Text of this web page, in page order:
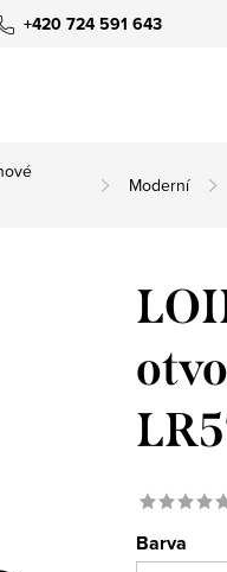
+420 724 591 643
Moderní
Barva